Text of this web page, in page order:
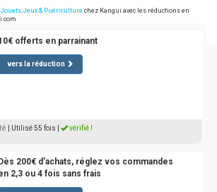
Jeux & Puériculture chez Kangui avec les réductions en
offerts en parrainant
vers la réduction
| Utilisé 55 fois vérifié !
Dès 200€ d'achats, réglez vos commandes
2,3 ou 4 fois sans frais